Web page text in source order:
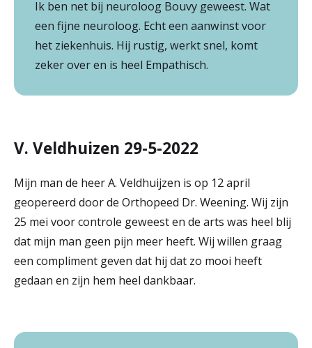
Ik ben net bij neuroloog Bouvy geweest. Wat
een fijne neuroloog. Echt een aanwinst voor
het ziekenhuis. Hij rustig, werkt snel, komt
zeker over en is heel Empathisch.
V. Veldhuizen 29-5-2022
Mijn man de heer A. Veldhuijzen is op 12 april
geopereerd door de Orthopeed Dr. Weening. Wij zijn
25 mei voor controle geweest en de arts was heel blij
dat mijn man geen pijn meer heeft. Wij willen graag
een compliment geven dat hij dat zo mooi heeft
gedaan en zijn hem heel dankbaar.